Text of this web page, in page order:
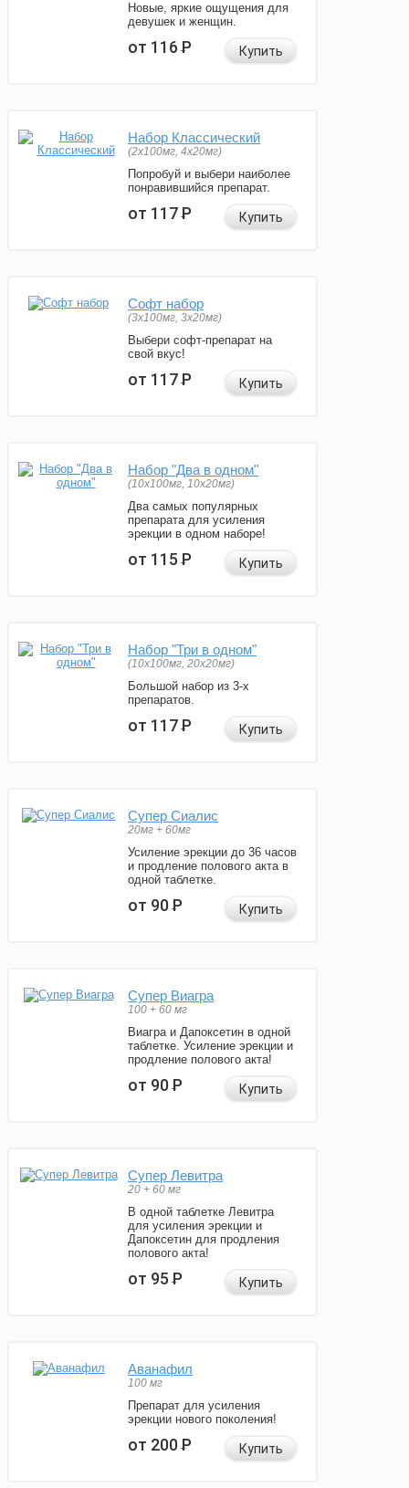
Новые, яркие ощущения для
девушек и женщин.
от 116Р Купить
Набор Классический
(2x100мг, 4x20мг)
Попробуй и выбери наиболее
понравившийся препарат.
от 117Р Купить
Софт набор
(3x100мг, 3x20мг)
Выбери софт-препарат на
свой вкус!
от 117Р Купить
Набор "Два в одном"
(10x100мг, 10x20мг)
Два самых популярных
препарата для усиления
эрекции в одном наборе!
от 115Р Купить
Набор "Три в одном"
(10x100мг, 20x20мг)
Большой набор из 3-х
препаратов.
от 117Р Купить
Супер Сиалис
20мг + 60мг
Усиление эрекции до 36 часов
и продление полового акта в
одной таблетке.
от 90Р Купить
Супер Виагра
100 + 60 мг
Виагра и Дапоксетин в одной
таблетке. Усиление эрекции и
продление полового акта!
от 90Р Купить
Супер Левитра
20 + 60 мг
В одной таблетке Левитра
для усиления эрекции и
Дапоксетин для продления
полового акта!
от 95Р Купить
Аванафил
100 мг
Препарат для усиления
эрекции нового поколения!
от 200Р Купить